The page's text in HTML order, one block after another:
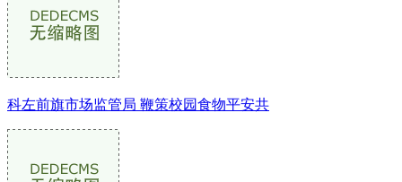
科左前旗市场监管局 鞭策校园食物平安共